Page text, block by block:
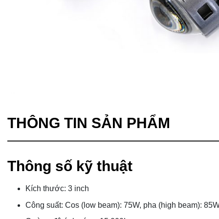
THÔNG TIN SẢN PHẨM
Thông số kỹ thuật
Kích thước: 3 inch
Công suất: Cos (low beam): 75W, pha (high beam):